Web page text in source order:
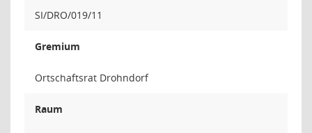
SI/DRO/019/11
Gremium
Ortschaftsrat Drohndorf
Raum